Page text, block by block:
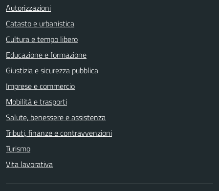
Autorizzazioni
Catasto e urbanistica
Cultura e tempo libero
Educazione e formazione
Giustizia e sicurezza pubblica
Imprese e commercio
Mobilità e trasporti
Salute, benessere e assistenza
Tributi, finanze e contravvenzioni
Turismo
Vita lavorativa